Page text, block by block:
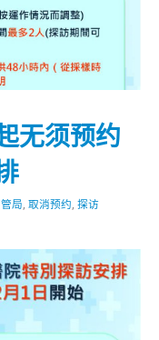
无须预约
局 ,取消预约 ,探访